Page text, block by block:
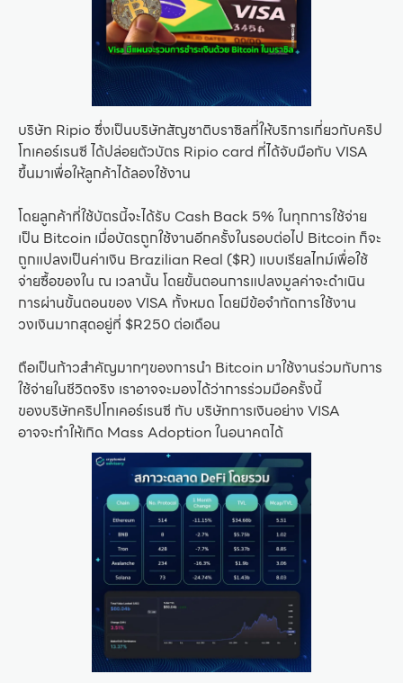
บริษัท Ripio ซึ่งเป็นบริษัทสัญชาติบราซิลที่ให้บริการเกี่ยวกับคริป
โทเคอร์เรนซี ได้ปล่อยตัวบัตร Ripio card ที่ได้จับมือกับ VISA
ขึ้นมาเพื่อให้ลูกค้าได้ลองใช้งาน
โดยลูกค้าที่ใช้บัตรนี้จะได้รับ Cash Back 5% ในทุกการใช้จ่าย
เป็น Bitcoin เมื่อบัตรถูกใช้งานอีกครั้งในรอบต่อไป Bitcoin ก็จะ
ถูกแปลงเป็นค่าเงิน Brazilian Real ($R) แบบเรียลไทม์เพื่อใช้
จ่ายซื้อของใน ณ เวลานั้น โดยขั้นตอนการแปลงมูลค่าจะดำเนิน
การผ่านขั้นตอนของ VISA ทั้งหมด โดยมีข้อจำกัดการใช้งาน
วงเงินมากสุดอยู่ที่ $R250 ต่อเดือน
ถือเป็นก้าวสำคัญมากๆของการนำ Bitcoin มาใช้งานร่วมกับการ
ใช้จ่ายในชีวิตจริง เราอาจจะมองได้ว่าการร่วมมือครั้งนี้
ของบริษัทคริปโทเคอร์เรนซี กับ บริษัทการเงินอย่าง VISA
อาจจะทำให้เกิด Mass Adoption ในอนาคตได้